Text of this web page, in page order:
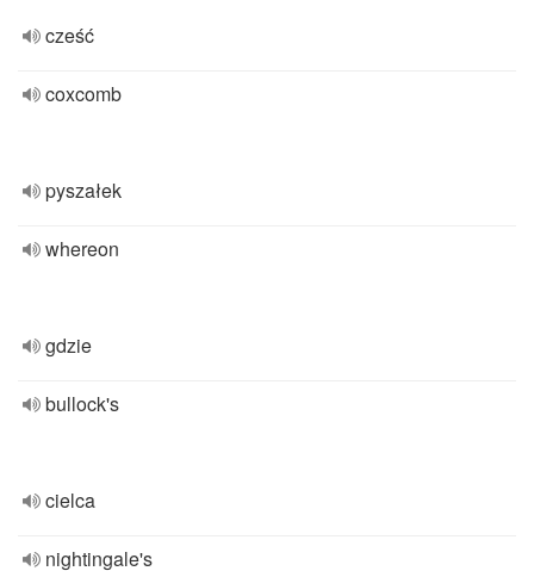
cześć
coxcomb
pyszałek
whereon
gdzie
bullock's
cielca
nightingale's